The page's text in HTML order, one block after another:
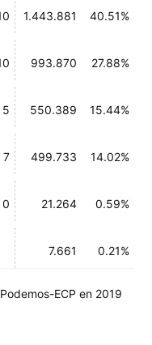
1.443.881 40.51%
993.870 27.88%
5 550.389 15.44%
7 499.733 14.02%
0 21.264 0.59%
7.661 0.21%
ECP en 2019